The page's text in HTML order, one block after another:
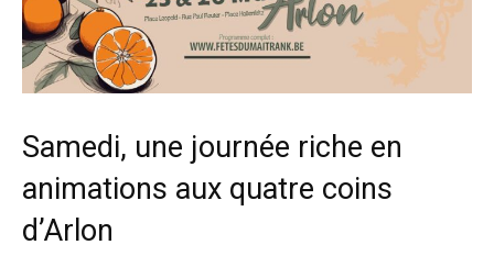
Samedi, une journée riche en
animations aux quatre coins
d’Arlon